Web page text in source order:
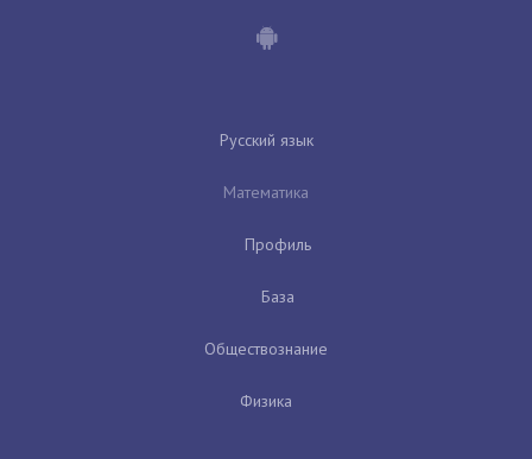
Русский язык
Математика
Профиль
База
Обществознание
Физика